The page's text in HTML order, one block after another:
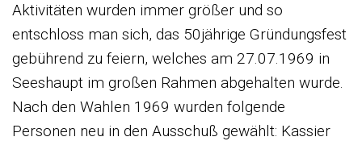
Aktivitäten wurden immer größer und so
entschloss man sich, das 50jährige Gründungsfest
gebührend zu feiern, welches am 27.07.1969 in
Seeshaupt im großen Rahmen abgehalten wurde.
Nach den Wahlen 1969 wurden folgende
Personen neu in den Ausschuß gewählt: Kassier